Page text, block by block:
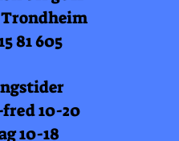
Trondheim
81 605
10-20
10-18